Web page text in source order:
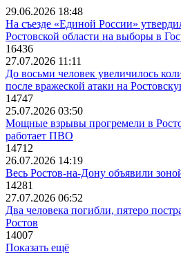
29.06.2026 18:48
На съезде «Единой России»
Ростовской области на выборы в
16436
27.07.2026 11:11
До восьми человек увеличилось
после вражеской атаки на
14747
25.07.2026 03:50
Мощные взрывы прогремели в
работает ПВО
14712
26.07.2026 14:19
Весь Ростов-на-Дону объявили
14281
27.07.2026 06:52
Два человека погибли, пятеро
Ростов
14007
Показать ещё